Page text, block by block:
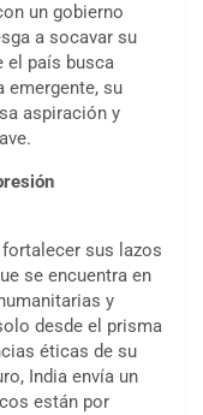
un gobierno
a socavar su
el país busca
emergente, su
aspiración y
sus lazos
se encuentra en
y
desde el prisma
éticas de su
India envía un
están por